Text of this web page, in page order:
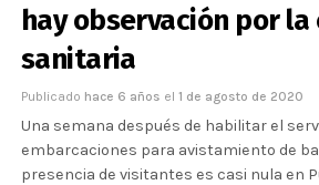
hay observación por la
sanitaria
Publicado hace 6 años el 1 de agosto de 2020
Una semana después de habilitar el
embarcaciones para avistamiento de
presencia de visitantes es casi nula en